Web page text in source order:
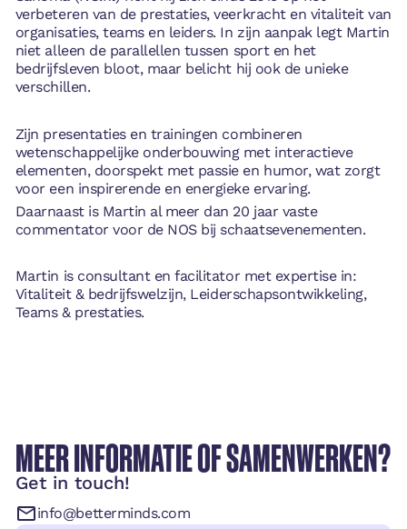
verbeteren van de prestaties, veerkracht en vitaliteit van
organisaties, teams en leiders. In zijn aanpak legt Martin
niet alleen de parallellen tussen sport en het
bedrijfsleven bloot, maar belicht hij ook de unieke
verschillen.
Zijn presentaties en trainingen combineren
wetenschappelijke onderbouwing met interactieve
elementen, doorspekt met passie en humor, wat zorgt
voor een inspirerende en energieke ervaring.
Daarnaast is Martin al meer dan 20 jaar vaste
commentator voor de NOS bij schaatsevenementen.
Martin is consultant en facilitator met expertise in:
Vitaliteit & bedrijfswelzijn, Leiderschapsontwikkeling,
Teams & prestaties.
MEER INFORMATIE OF SAMENWERKEN?
Get in touch!
info@betterminds.com